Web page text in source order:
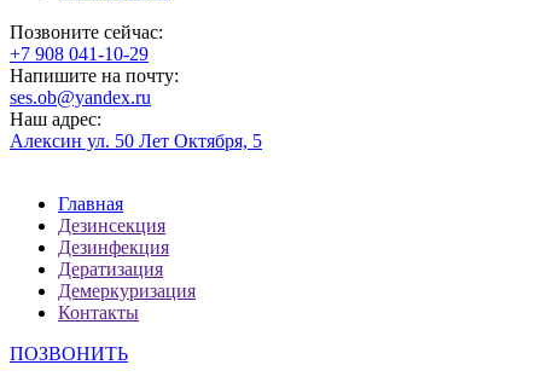
Позвоните сейчас:
‪+7 908 041-10-29
Напишите на почту:
ses.ob@yandex.ru
Наш адрес:
Алексин ул. 50 Лет Октября, 5
Главная
Дезинсекция
Дезинфекция
Дератизация
Демеркуризация
Контакты
ПОЗВОНИТЬ